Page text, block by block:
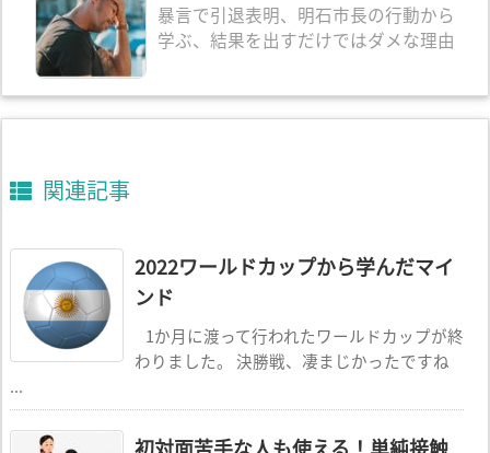
暴言で引退表明、明石市長の行動から
学ぶ、結果を出すだけではダメな理由
関連記事
2022ワールドカップから学んだマイ
ンド
1か月に渡って行われたワールドカップが終
わりました。 決勝戦、凄まじかったですね
...